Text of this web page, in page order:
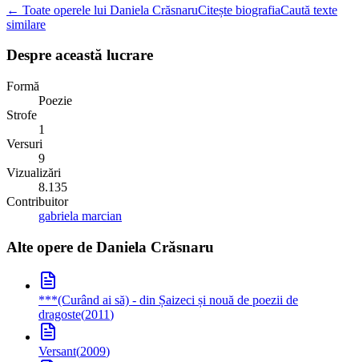
← Toate operele lui Daniela CrăsnaruCitește biografiaCaută texte
similare
Despre această lucrare
Formă
Poezie
Strofe
1
Versuri
9
Vizualizări
8.135
Contribuitor
gabriela marcian
Alte opere de Daniela Crăsnaru
***(Curând ai să) - din Șaizeci și nouă de poezii de
dragoste(2011)
Versant(2009)